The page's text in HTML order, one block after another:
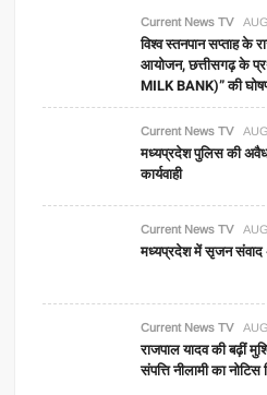
Current News TV
विश्व स्तनपान सप्ताह के
आयोजन, छत्तीसगढ़ के
MILK BANK)” की
Current News TV
मध्यप्रदेश पुलिस की अवैध
कार्यवाही
Current News TV
मध्यप्रदेश में सृजन संवाद
Current News TV
राजपाल यादव की बढ़ीं
संपत्ति नीलामी का नोटिस